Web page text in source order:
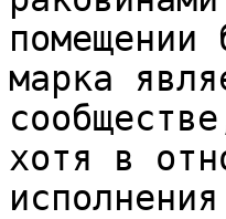
помещении
марка
хотя в